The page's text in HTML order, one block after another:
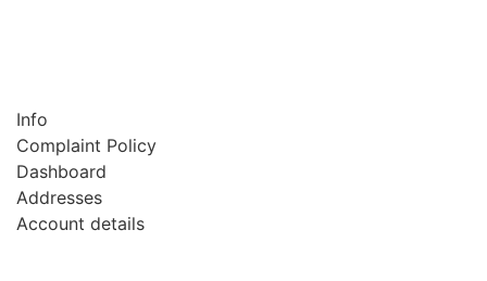
Info
Complaint Policy
Dashboard
Addresses
Account details